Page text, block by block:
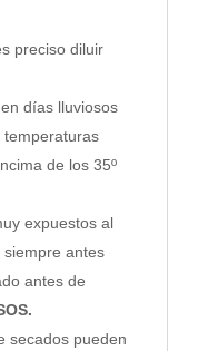
preciso diluir
días lluviosos
temperaturas
de los 35º
expuestos al
antes
antes de
secados pueden